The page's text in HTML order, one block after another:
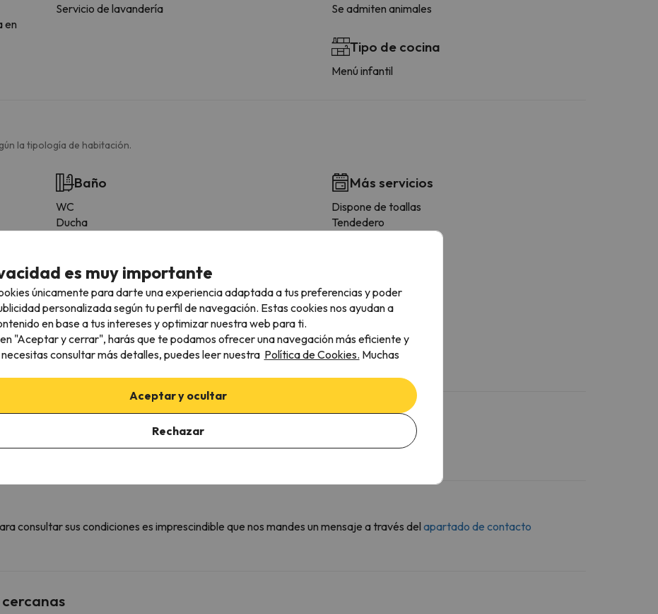
en
Servicio de lavandería Se admiten animales
Tipo de cocina
Menú infantil
la tipología de habitación.
Baño
WC
Ducha
Baño privado
Papel higiénico
Champú
Acondicionador
Gel de ducha
Más servicios
Dispone de toallas
Tendedero
del alojamiento
consultar sus condiciones es imprescindible que nos mandes un mensaje a través del apartado de contacto
es muy importante
únicamente para darte una experiencia adaptada a tus preferencias y poder
personalizada según tu perfil de navegación. Estas cookies nos ayudan a
en base a tus intereses y optimizar nuestra web para ti.
"Aceptar y cerrar", harás que te podamos ofrecer una navegación más eficiente y
consultar más detalles, puedes leer nuestra Política de Cookies. Muchas
Aceptar y ocultar
Rechazar